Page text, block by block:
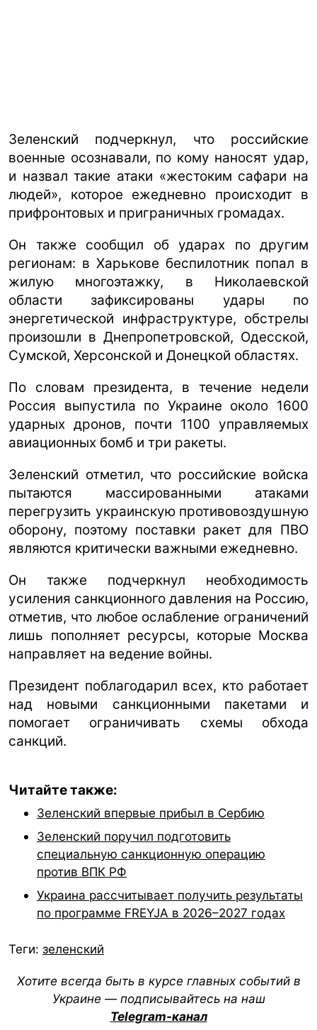
Зеленский подчеркнул, что российские
военные осознавали, по кому наносят удар,
и назвал такие атаки «жестоким сафари на
людей», которое ежедневно происходит в
прифронтовых и приграничных громадах.
Он также сообщил об ударах по другим
регионам: в Харькове беспилотник попал в
жилую многоэтажку, в Николаевской
области зафиксированы удары по
энергетической инфраструктуре, обстрелы
произошли в Днепропетровской, Одесской,
Сумской, Херсонской и Донецкой областях.
По словам президента, в течение недели
Россия выпустила по Украине около 1600
ударных дронов, почти 1100 управляемых
авиационных бомб и три ракеты.
Зеленский отметил, что российские войска
пытаются массированными атаками
перегрузить украинскую противовоздушную
оборону, поэтому поставки ракет для ПВО
являются критически важными ежедневно.
Он также подчеркнул необходимость
усиления санкционного давления на Россию,
отметив, что любое ослабление ограничений
лишь пополняет ресурсы, которые Москва
направляет на ведение войны.
Президент поблагодарил всех, кто работает
над новыми санкционными пакетами и
помогает ограничивать схемы обхода
санкций.
Читайте также:
Зеленский впервые прибыл в Сербию
Зеленский поручил подготовить
специальную санкционную операцию
против ВПК РФ
Украина рассчитывает получить результаты
по программе FREYJA в 2026–2027 годах
Теги: зеленский
Хотите всегда быть в курсе главных событий в
Украине — подписывайтесь на наш
Telegram-канал